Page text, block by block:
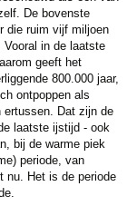
De bovenste
die ruim vijf miljoen
in de laatste
geeft het
800.000 jaar,
ontpoppen als
ertussen. Dat zijn de
laatste ijstijd - ook
bij de warme piek
periode, van
nu. Het is de periode